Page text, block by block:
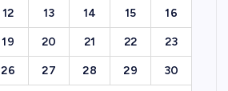
12 13 14 15 16
19 20 21 22 23
26 27 28 29 30